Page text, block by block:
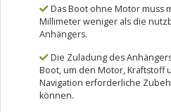
Das Boot ohne Motor muss
Millimeter weniger als die
Anhängers.
Die Zuladung des
Boot, um den Motor, Kraftstoff
Navigation erforderliche
können.